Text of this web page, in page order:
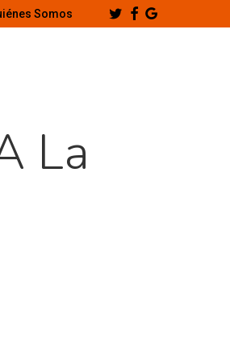
Somos TwitterFacebook
Google-
Plus
La